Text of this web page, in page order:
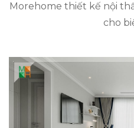
Morehome thiết kế nội
cho